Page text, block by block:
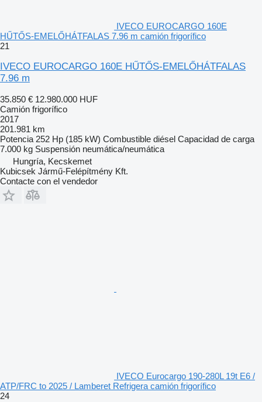
IVECO EUROCARGO 160E
HŰTŐS-EMELŐHÁTFALAS 7.96 m camión frigorífico
21
IVECO EUROCARGO 160E HŰTŐS-EMELŐHÁTFALAS
7.96 m
35.850 € 12.980.000 HUF
Camión frigorífico
2017
201.981 km
Potencia 252 Hp (185 kW) Combustible diésel Capacidad de carga
7.000 kg Suspensión neumática/neumática
Hungría, Kecskemet
Kubicsek Jármű-Felépítmény Kft.
Contacte con el vendedor
IVECO Eurocargo 190-280L 19t E6 /
ATP/FRC to 2025 / Lamberet Refrigera camión frigorífico
24